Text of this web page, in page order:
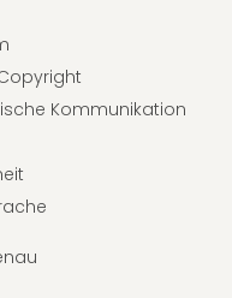
Kommunikation